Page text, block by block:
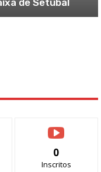
de Setúbal
0
Inscritos